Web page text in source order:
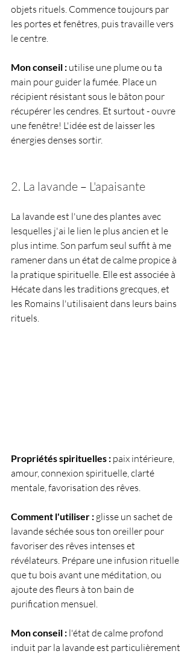
objets rituels. Commence toujours par
les portes et fenêtres, puis travaille vers
le centre.
Mon conseil : utilise une plume ou ta
main pour guider la fumée. Place un
récipient résistant sous le bâton pour
récupérer les cendres. Et surtout - ouvre
une fenêtre! L'idée est de laisser les
énergies denses sortir.
2. La lavande – L'apaisante
La lavande est l'une des plantes avec
lesquelles j'ai le lien le plus ancien et le
plus intime. Son parfum seul suffit à me
ramener dans un état de calme propice à
la pratique spirituelle. Elle est associée à
Hécate dans les traditions grecques, et
les Romains l'utilisaient dans leurs bains
rituels.
Propriétés spirituelles : paix intérieure,
amour, connexion spirituelle, clarté
mentale, favorisation des rêves.
Comment l'utiliser : glisse un sachet de
lavande séchée sous ton oreiller pour
favoriser des rêves intenses et
révélateurs. Prépare une infusion rituelle
que tu bois avant une méditation, ou
ajoute des fleurs à ton bain de
purification mensuel.
Mon conseil : l'état de calme profond
induit par la lavande est particulièrement